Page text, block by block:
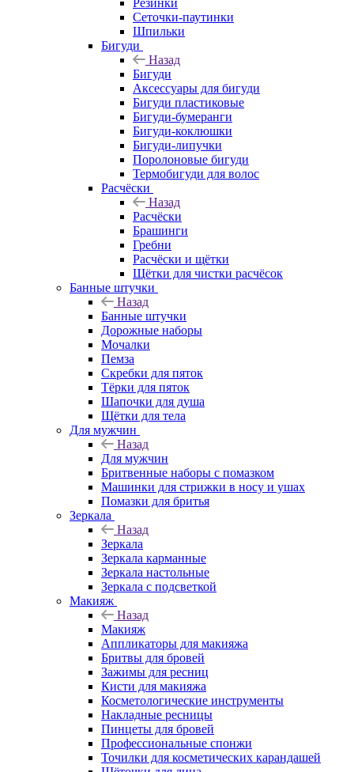
Резинки
Сеточки-паутинки
Шпильки
Бигуди
Назад
Бигуди
Аксессуары для бигуди
Бигуди пластиковые
Бигуди-бумеранги
Бигуди-коклюшки
Бигуди-липучки
Поролоновые бигуди
Термобигуди для волос
Расчёски
Назад
Расчёски
Брашинги
Гребни
Расчёски и щётки
Щётки для чистки расчёсок
Банные штучки
Назад
Банные штучки
Дорожные наборы
Мочалки
Пемза
Скребки для пяток
Тёрки для пяток
Шапочки для душа
Щётки для тела
Для мужчин
Назад
Для мужчин
Бритвенные наборы с помазком
Машинки для стрижки в носу и ушах
Помазки для бритья
Зеркала
Назад
Зеркала
Зеркала карманные
Зеркала настольные
Зеркала с подсветкой
Макияж
Назад
Макияж
Аппликаторы для макияжа
Бритвы для бровей
Зажимы для ресниц
Кисти для макияжа
Косметологические инструменты
Накладные ресницы
Пинцеты для бровей
Профессиональные спонжи
Точилки для косметических карандашей